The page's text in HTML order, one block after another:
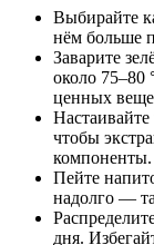
Выбирайте
нём больше
Заварите
около 75–80
ценных
чтобы
компоненты.
Пейте
надолго —
дня.